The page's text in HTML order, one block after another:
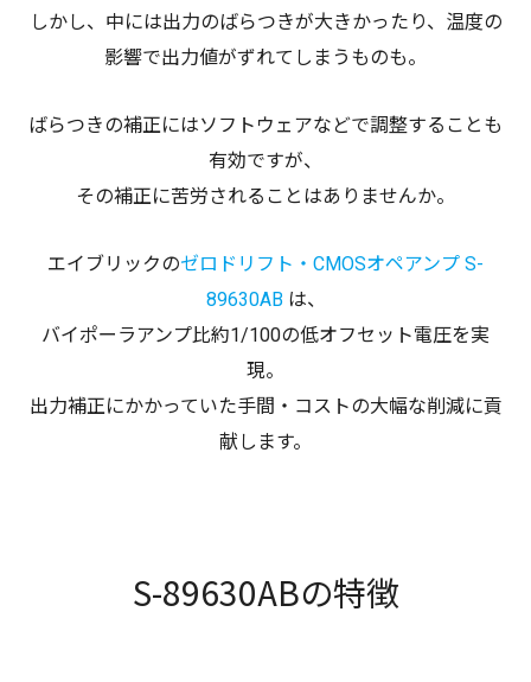
しかし、中には出力のばらつきが大きかったり、温度の
影響で出力値がずれてしまうものも。
ばらつきの補正にはソフトウェアなどで調整することも
有効ですが、
その補正に苦労されることはありませんか。
エイブリックのゼロドリフト・CMOSオペアンプ S-
89630ABは、
バイポーラアンプ比約1/100の低オフセット電圧を実
現。
出力補正にかかっていた手間・コストの大幅な削減に貢
献します。
S-89630ABの特徴